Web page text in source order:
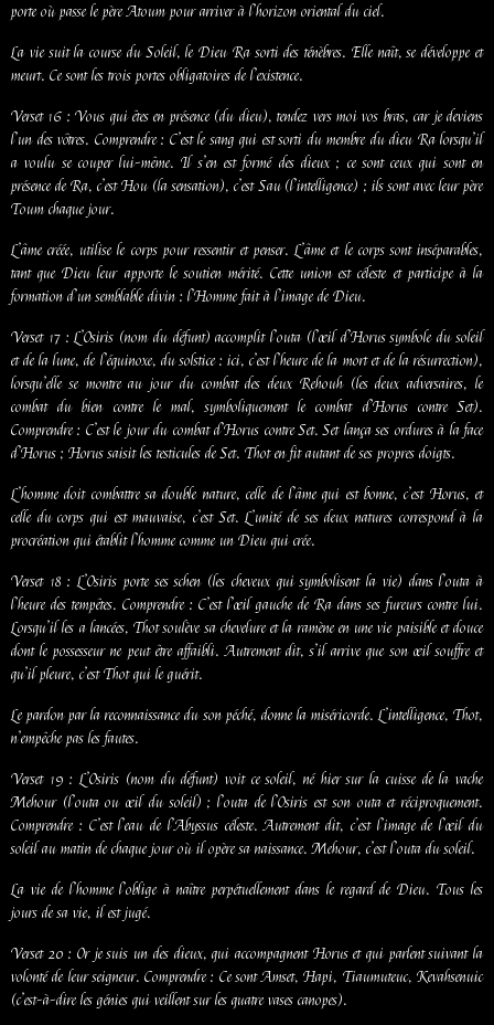
porte où passe le père Atoum pour arriver à l’horizon oriental du ciel.
La vie suit la course du Soleil, le Dieu Ra sorti des ténèbres. Elle naît, se développe et
meurt. Ce sont les trois portes obligatoires de l’existence.
Verset 16 : Vous qui êtes en présence (du dieu), tendez vers moi vos bras, car je deviens
l’un des vôtres. Comprendre : C’est le sang qui est sorti du membre du dieu Ra lorsqu’il
a voulu se couper lui-même. Il s’en est formé des dieux ; ce sont ceux qui sont en
présence de Ra, c’est Hou (la sensation), c’est Sau (l’intelligence) ; ils sont avec leur père
Toum chaque jour.
L’âme créée, utilise le corps pour ressentir et penser. L’âme et le corps sont inséparables,
tant que Dieu leur apporte le soutien mérité. Cette union est céleste et participe à la
formation d’un semblable divin : l’Homme fait à l’image de Dieu.
Verset 17 : L’Osiris (nom du défunt) accomplit l’outa (l’œil d’Horus symbole du soleil
et de la lune, de l’équinoxe, du solstice : ici, c’est l’heure de la mort et de la résurrection),
lorsqu’elle se montre au jour du combat des deux Rehouh (les deux adversaires, le
combat du bien contre le mal, symboliquement le combat d’Horus contre Set).
Comprendre : C’est le jour du combat d’Horus contre Set. Set lança ses ordures à la face
d’Horus ; Horus saisit les testicules de Set. Thot en fit autant de ses propres doigts.
L’homme doit combattre sa double nature, celle de l’âme qui est bonne, c’est Horus, et
celle du corps qui est mauvaise, c’est Set. L’unité de ses deux natures correspond à la
procréation qui établit l’homme comme un Dieu qui crée.
Verset 18 : L’Osiris porte ses schen (les cheveux qui symbolisent la vie) dans l’outa à
l’heure des tempêtes. Comprendre : C’est l’œil gauche de Ra dans ses fureurs contre lui.
Lorsqu’il les a lancées, Thot soulève sa chevelure et la ramène en une vie paisible et douce
dont le possesseur ne peut être affaibli. Autrement dit, s’il arrive que son œil souffre et
qu’il pleure, c’est Thot qui le guérit.
Le pardon par la reconnaissance du son péché, donne la miséricorde. L’intelligence, Thot,
n’empêche pas les fautes.
Verset 19 : L’Osiris (nom du défunt) voit ce soleil, né hier sur la cuisse de la vache
Mehour (l’outa ou œil du soleil) ; l’outa de l’Osiris est son outa et réciproquement.
Comprendre : C’est l’eau de l’Abyssus céleste. Autrement dit, c’est l’image de l’œil du
soleil au matin de chaque jour où il opère sa naissance. Mehour, c’est l’outa du soleil.
La vie de l’homme l’oblige à naître perpétuellement dans le regard de Dieu. Tous les
jours de sa vie, il est jugé.
Verset 20 : Or je suis un des dieux, qui accompagnent Horus et qui parlent suivant la
volonté de leur seigneur. Comprendre : Ce sont Amset, Hapi, Tiaumuteuc, Kevahsenuic
(c’est-à-dire les génies qui veillent sur les quatre vases canopes).